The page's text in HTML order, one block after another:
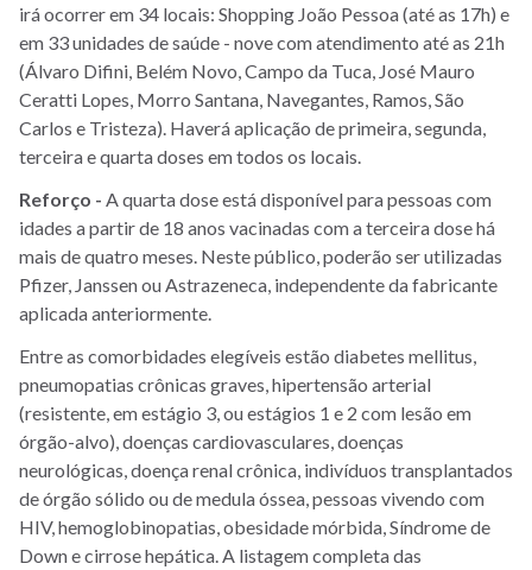
irá ocorrer em 34 locais: Shopping João Pessoa (até as 17h) e
em 33 unidades de saúde - nove com atendimento até as 21h
(Álvaro Difini, Belém Novo, Campo da Tuca, José Mauro
Ceratti Lopes, Morro Santana, Navegantes, Ramos, São
Carlos e Tristeza). Haverá aplicação de primeira, segunda,
terceira e quarta doses em todos os locais.
Reforço - A quarta dose está disponível para pessoas com
idades a partir de 18 anos vacinadas com a terceira dose há
mais de quatro meses. Neste público, poderão ser utilizadas
Pfizer, Janssen ou Astrazeneca, independente da fabricante
aplicada anteriormente.
Entre as comorbidades elegíveis estão diabetes mellitus,
pneumopatias crônicas graves, hipertensão arterial
(resistente, em estágio 3, ou estágios 1 e 2 com lesão em
órgão-alvo), doenças cardiovasculares, doenças
neurológicas, doença renal crônica, indivíduos transplantados
de órgão sólido ou de medula óssea, pessoas vivendo com
HIV, hemoglobinopatias, obesidade mórbida, Síndrome de
Down e cirrose hepática. A listagem completa das